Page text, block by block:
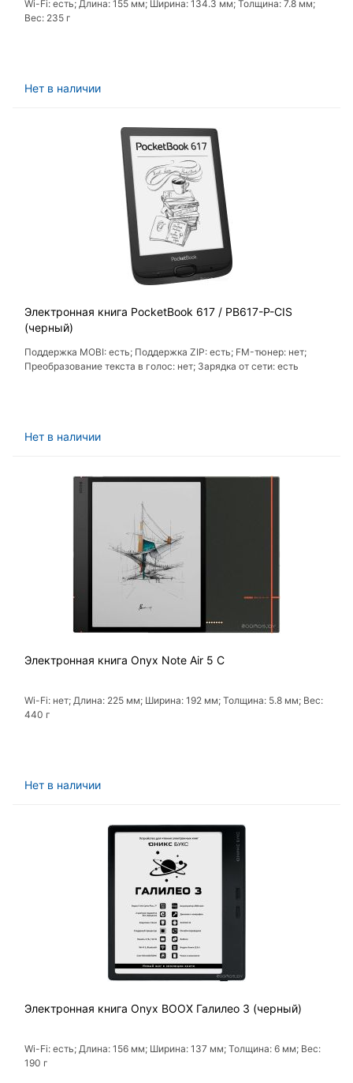
Wi-Fi: есть; Длина: 155 мм; Ширина: 134.3 мм; Толщина: 7.8 мм;
Вес: 235 г
Нет в наличии
Электронная книга PocketBook 617 / PB617-P-CIS
(черный)
Поддержка MOBI: есть; Поддержка ZIP: есть; FM-тюнер: нет;
Преобразование текста в голос: нет; Зарядка от сети: есть
Нет в наличии
Электронная книга Onyx Note Air 5 C
Wi-Fi: нет; Длина: 225 мм; Ширина: 192 мм; Толщина: 5.8 мм; Вес:
440 г
Нет в наличии
Электронная книга Onyx BOOX Галилео 3 (черный)
Wi-Fi: есть; Длина: 156 мм; Ширина: 137 мм; Толщина: 6 мм; Вес:
190 г